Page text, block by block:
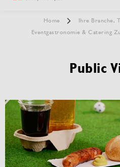
Home
Ihre Branche,
Eventgastronomie & Catering
Public